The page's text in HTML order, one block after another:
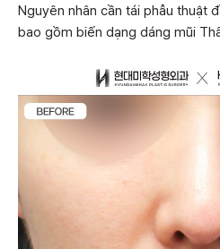
Nguyên nhân cần tái phẫu thuật
bao gồm biến dạng dáng mũi